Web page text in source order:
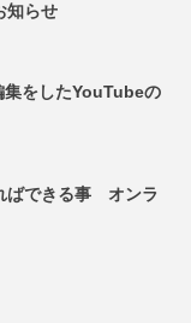
知らせ
集をしたYouTubeの
ばできる事 オンラ